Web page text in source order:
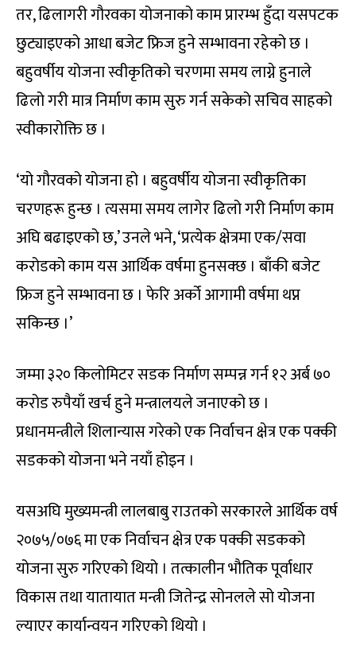
तर, ढिलागरी गौरवका योजनाको काम प्रारम्भ हुँदा यसपटक
छुट्याइएको आधा बजेट फ्रिज हुने सम्भावना रहेको छ ।
बहुवर्षीय योजना स्वीकृतिको चरणमा समय लाग्ने हुनाले
ढिलो गरी मात्र निर्माण काम सुरु गर्न सकेको सचिव साहको
स्वीकारोक्ति छ ।
‘यो गौरवको योजना हो । बहुवर्षीय योजना स्वीकृतिका
चरणहरू हुन्छ । त्यसमा समय लागेर ढिलो गरी निर्माण काम
अघि बढाइएको छ,’ उनले भने, ‘प्रत्येक क्षेत्रमा एक/सवा
करोडको काम यस आर्थिक वर्षमा हुनसक्छ । बाँकी बजेट
फ्रिज हुने सम्भावना छ । फेरि अर्को आगामी वर्षमा थप्न
सकिन्छ ।’
जम्मा ३२० किलोमिटर सडक निर्माण सम्पन्न गर्न १२ अर्ब ७०
करोड रुपैयाँ खर्च हुने मन्त्रालयले जनाएको छ ।
प्रधानमन्त्रीले शिलान्यास गरेको एक निर्वाचन क्षेत्र एक पक्की
सडकको योजना भने नयाँ होइन ।
यसअघि मुख्यमन्त्री लालबाबु राउतको सरकारले आर्थिक वर्ष
२०७५/०७६ मा एक निर्वाचन क्षेत्र एक पक्की सडकको
योजना सुरु गरिएको थियो । तत्कालीन भौतिक पूर्वाधार
विकास तथा यातायात मन्त्री जितेन्द्र सोनलले सो योजना
ल्याएर कार्यान्वयन गरिएको थियो ।